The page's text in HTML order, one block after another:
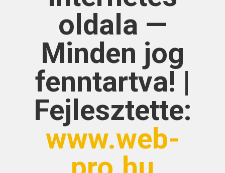
oldala —
Minden jog
fenntartva! |
Fejlesztette:
www.web-